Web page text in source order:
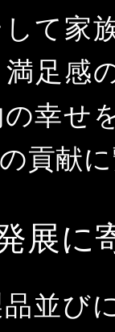
て家
足感
幸せ
貢献
展に
並び